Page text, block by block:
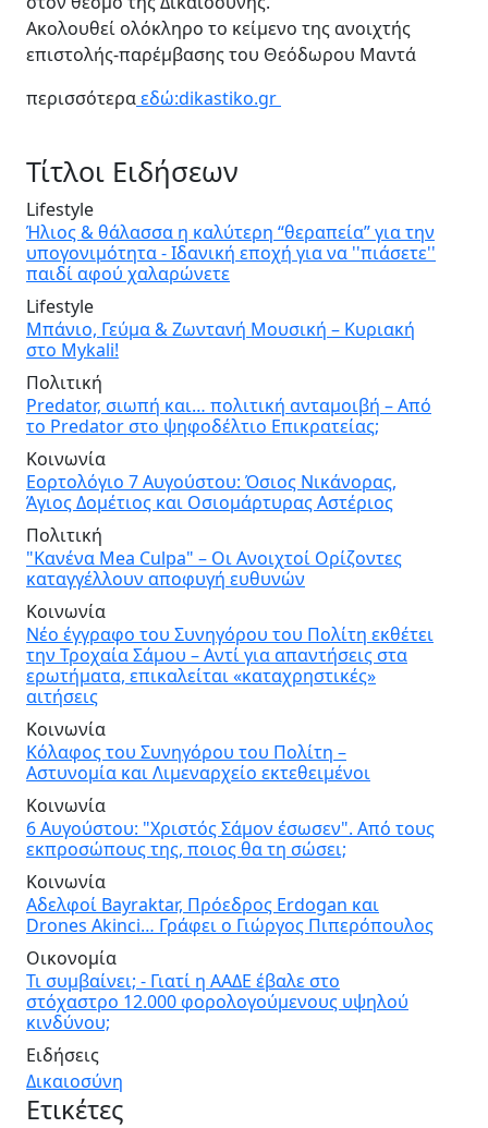
Ακολουθεί ολόκληρο το κείμενο της ανοιχτής
επιστολής-παρέμβασης του Θεόδωρου Μαντά
περισσότεραεδώ:dikastiko.gr
Τίτλοι Ειδήσεων
Lifestyle
Ήλιος & θάλασσα η καλύτερη “θεραπεία” για την
υπογονιμότητα - Ιδανική εποχή για να ''πιάσετε''
παιδί αφού χαλαρώνετε
Lifestyle
Μπάνιο, Γεύμα & Ζωντανή Μουσική – Κυριακή
στο Mykali!
Πολιτική
Predator, σιωπή και… πολιτική ανταμοιβή – Από
το Predator στο ψηφοδέλτιο Επικρατείας;
Κοινωνία
Εορτολόγιο 7 Αυγούστου: Όσιος Νικάνορας,
Άγιος Δομέτιος και Οσιομάρτυρας Αστέριος
Πολιτική
"Κανένα Mea Culpa" – Οι Ανοιχτοί Ορίζοντες
καταγγέλλουν αποφυγή ευθυνών
Κοινωνία
Νέο έγγραφο του Συνηγόρου του Πολίτη εκθέτει
την Τροχαία Σάμου – Αντί για απαντήσεις στα
ερωτήματα, επικαλείται «καταχρηστικές»
αιτήσεις
Κοινωνία
Κόλαφος του Συνηγόρου του Πολίτη –
Αστυνομία και Λιμεναρχείο εκτεθειμένοι
Κοινωνία
6 Αυγούστου: "Χριστός Σάμον έσωσεν". Από τους
εκπροσώπους της, ποιος θα τη σώσει;
Κοινωνία
Αδελφοί Bayraktar, Πρόεδρος Erdogan και
Drones Akinci… Γράφει ο Γιώργος Πιπερόπουλος
Οικονομία
Τι συμβαίνει; - Γιατί η ΑΑΔΕ έβαλε στο
στόχαστρο 12.000 φορολογούμενους υψηλού
κινδύνου;
Ειδήσεις
Δικαιοσύνη
Ετικέτες